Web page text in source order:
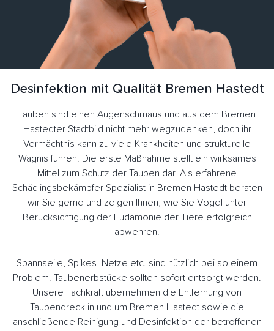
Desinfektion mit Qualität Bremen Hastedt
Tauben sind einen Augenschmaus und aus dem Bremen
Hastedter Stadtbild nicht mehr wegzudenken, doch ihr
Vermächtnis kann zu viele Krankheiten und strukturelle
Wagnis führen. Die erste Maßnahme stellt ein wirksames
Mittel zum Schutz der Tauben dar. Als erfahrene
Schädlingsbekämpfer Spezialist in Bremen Hastedt beraten
wir Sie gerne und zeigen Ihnen, wie Sie Vögel unter
Berücksichtigung der Eudämonie der Tiere erfolgreich
abwehren.
Spannseile, Spikes, Netze etc. sind nützlich bei so einem
Problem. Taubenerbstücke sollten sofort entsorgt werden.
Unsere Fachkraft übernehmen die Entfernung von
Taubendreck in und um Bremen Hastedt sowie die
anschließende Reinigung und Desinfektion der betroffenen